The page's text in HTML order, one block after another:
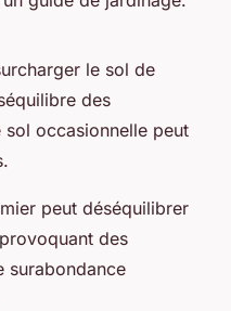
le sol de
des
sol occasionnelle peut
peut déséquilibrer
des
surabondance